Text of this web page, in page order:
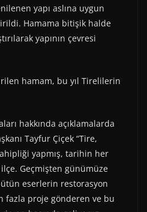
yapı aslına uygun
Hamama bitişik halde
yapının çevresi
hamam, bu yıl Tirelilerin
hakkında açıklamalarda
Tayfur Çiçek “Tire,
yapmış, tarihin her
Geçmişten günümüze
eserlerin restorasyon
fazla proje gönderen ve bu